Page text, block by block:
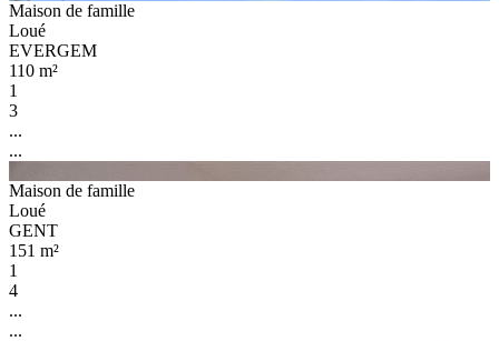
Maison de famille
Loué
EVERGEM
110 m²
1
3
...
...
Maison de famille
Loué
GENT
151 m²
1
4
...
...